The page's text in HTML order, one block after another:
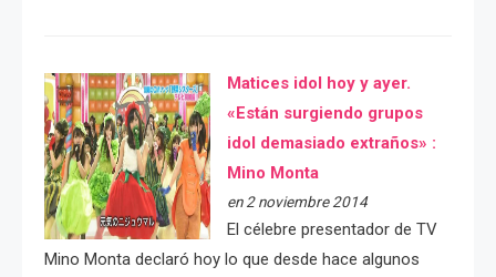
Matices idol hoy y ayer.
«Están surgiendo grupos
idol demasiado extraños» :
Mino Monta
en 2 noviembre 2014
El célebre presentador de TV
Mino Monta declaró hoy lo que desde hace algunos